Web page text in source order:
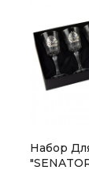
Набор